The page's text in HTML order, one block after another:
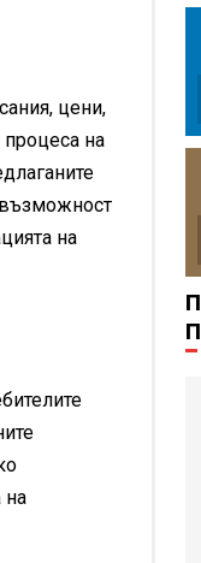
цени,
на
възможност
на
на